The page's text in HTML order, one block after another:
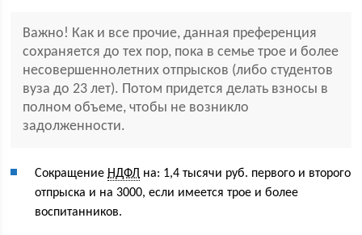
Важно! Как и все прочие, данная преференция
сохраняется до тех пор, пока в семье трое и более
несовершеннолетних отпрысков (либо студентов
вуза до 23 лет). Потом придется делать взносы в
полном объеме, чтобы не возникло
задолженности.
СокращениеНДФЛ на: 1,4 тысячи руб. первого и второго
отпрыска и на 3000, если имеется трое и более
воспитанников.